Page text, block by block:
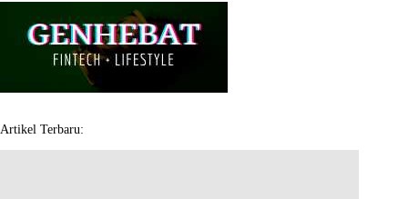
Artikel Terbaru: